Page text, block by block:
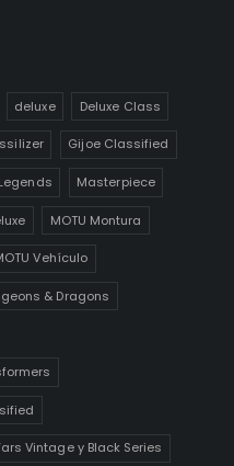
deluxe Deluxe Class
Gijoe Classified
Masterpiece
MOTU Montura
Vehículo
& Dragons
Vintage y Black Series